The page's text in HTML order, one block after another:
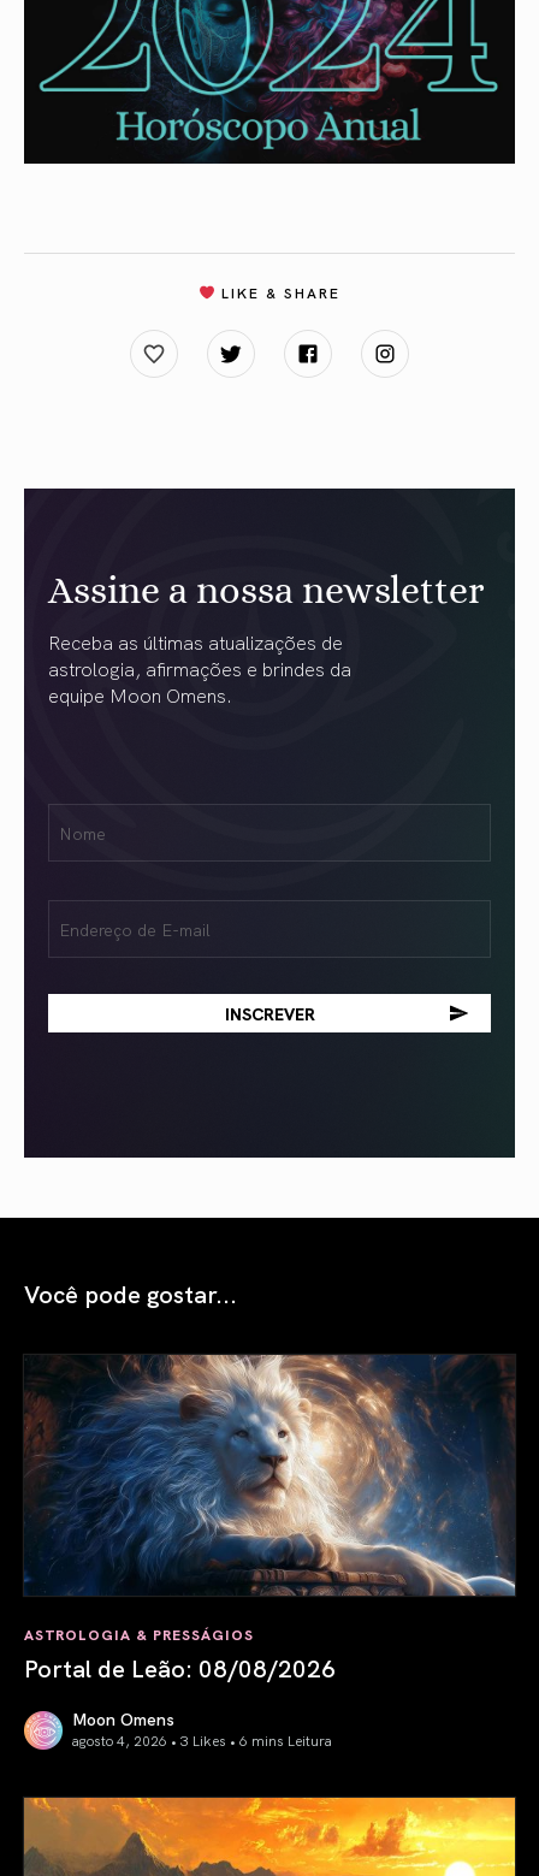
LIKE & SHARE
Assine a nossa newsletter
Receba as últimas atualizações de
astrologia, afirmações e brindes da
equipe Moon Omens.
(obrigatório)
(obrigatório)
Você pode gostar...
ASTROLOGIA & PRESSÁGIOS
Portal de Leão: 08/08/2026
Moon Omens
agosto 4, 2026 • 3 Likes • 6 mins Leitura